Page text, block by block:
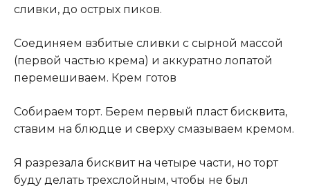
сливки, до острых пиков.
Соединяем взбитые сливки с сырной массой
(первой частью крема) и аккуратно лопатой
перемешиваем. Крем готов
Собираем торт. Берем первый пласт бисквита,
ставим на блюдце и сверху смазываем кремом.
Я разрезала бисквит на четыре части, но торт
буду делать трехслойным, чтобы не был